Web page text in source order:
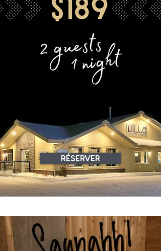
RÉSERVER